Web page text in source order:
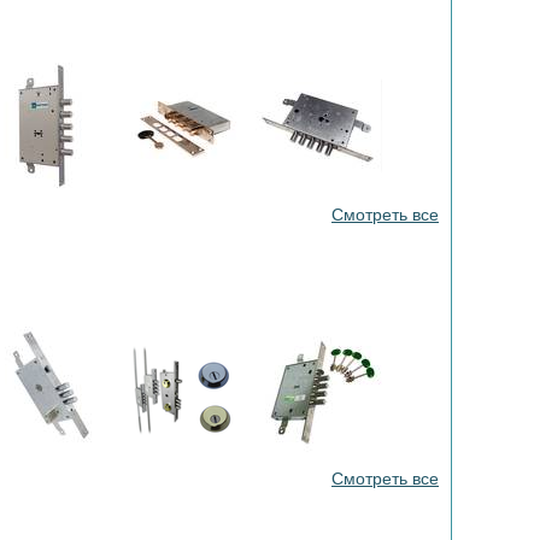
Смотреть все
Смотреть все